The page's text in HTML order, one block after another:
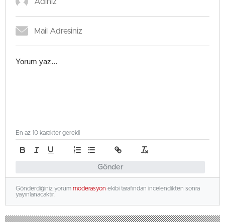
Gönder
En az 10 karakter gerekli
Gönderdiğiniz yorum moderasyon ekibi tarafından incelendikten sonra
yayınlanacaktır.